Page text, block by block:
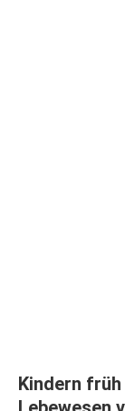
Kindern